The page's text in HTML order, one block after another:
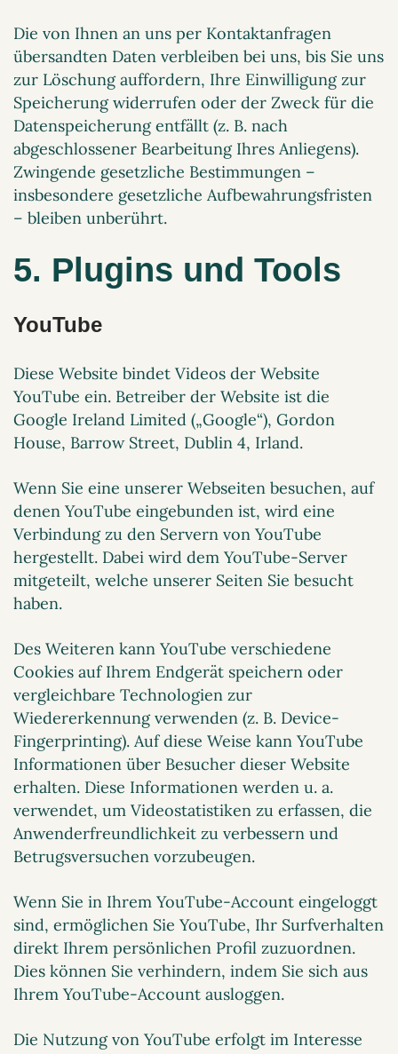
Die von Ihnen an uns per Kontaktanfragen
übersandten Daten verbleiben bei uns, bis Sie uns
zur Löschung auffordern, Ihre Einwilligung zur
Speicherung widerrufen oder der Zweck für die
Datenspeicherung entfällt (z. B. nach
abgeschlossener Bearbeitung Ihres Anliegens).
Zwingende gesetzliche Bestimmungen –
insbesondere gesetzliche Aufbewahrungsfristen
– bleiben unberührt.
5. Plugins und Tools
YouTube
Diese Website bindet Videos der Website
YouTube ein. Betreiber der Website ist die
Google Ireland Limited („Google“), Gordon
House, Barrow Street, Dublin 4, Irland.
Wenn Sie eine unserer Webseiten besuchen, auf
denen YouTube eingebunden ist, wird eine
Verbindung zu den Servern von YouTube
hergestellt. Dabei wird dem YouTube-Server
mitgeteilt, welche unserer Seiten Sie besucht
haben.
Des Weiteren kann YouTube verschiedene
Cookies auf Ihrem Endgerät speichern oder
vergleichbare Technologien zur
Wiedererkennung verwenden (z. B. Device-
Fingerprinting). Auf diese Weise kann YouTube
Informationen über Besucher dieser Website
erhalten. Diese Informationen werden u. a.
verwendet, um Videostatistiken zu erfassen, die
Anwenderfreundlichkeit zu verbessern und
Betrugsversuchen vorzubeugen.
Wenn Sie in Ihrem YouTube-Account eingeloggt
sind, ermöglichen Sie YouTube, Ihr Surfverhalten
direkt Ihrem persönlichen Profil zuzuordnen.
Dies können Sie verhindern, indem Sie sich aus
Ihrem YouTube-Account ausloggen.
Die Nutzung von YouTube erfolgt im Interesse